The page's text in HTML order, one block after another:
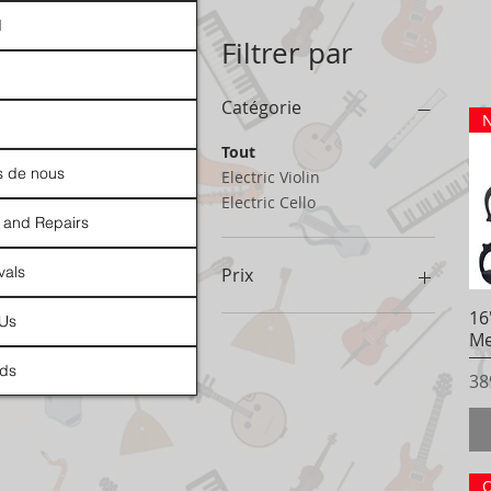
Filtrer par
Catégorie
Tout
Electric Violin
Electric Cello
Prix
de nous
Repairs